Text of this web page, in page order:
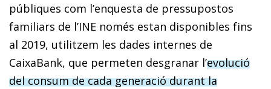
públiques com l’enquesta de pressupostos
familiars de l’INE només estan disponibles fins
al 2019, utilitzem les dades internes de
CaixaBank, que permeten desgranar l’evolució
del consum de cada generació durant la